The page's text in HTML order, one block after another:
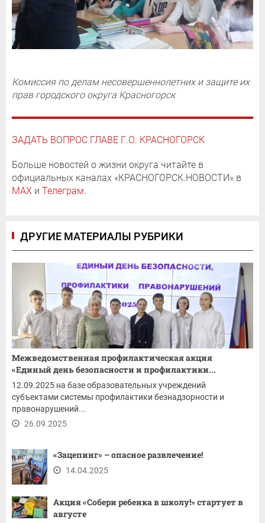
Комиссия по делам несовершеннолетних и защите их
прав городского округа Красногорск
ЗАДАТЬ ВОПРОС ГЛАВЕ Г.О. КРАСНОГОРСК
Больше новостей о жизни округа читайте в
официальных каналах «КРАСНОГОРСК.НОВОСТИ» в
MAX и Телеграм.
ДРУГИЕ МАТЕРИАЛЫ РУБРИКИ
Межведомственная профилактическая акция
«Единый день безопасности и профилактики...
12.09.2025 на базе образовательных учреждений
субъектами системы профилактики безнадзорности и
правонарушений...
26.09.2025
«Зацепинг» – опасное развлечение!
14.04.2025
Акция «Собери ребенка в школу!» стартует в
августе